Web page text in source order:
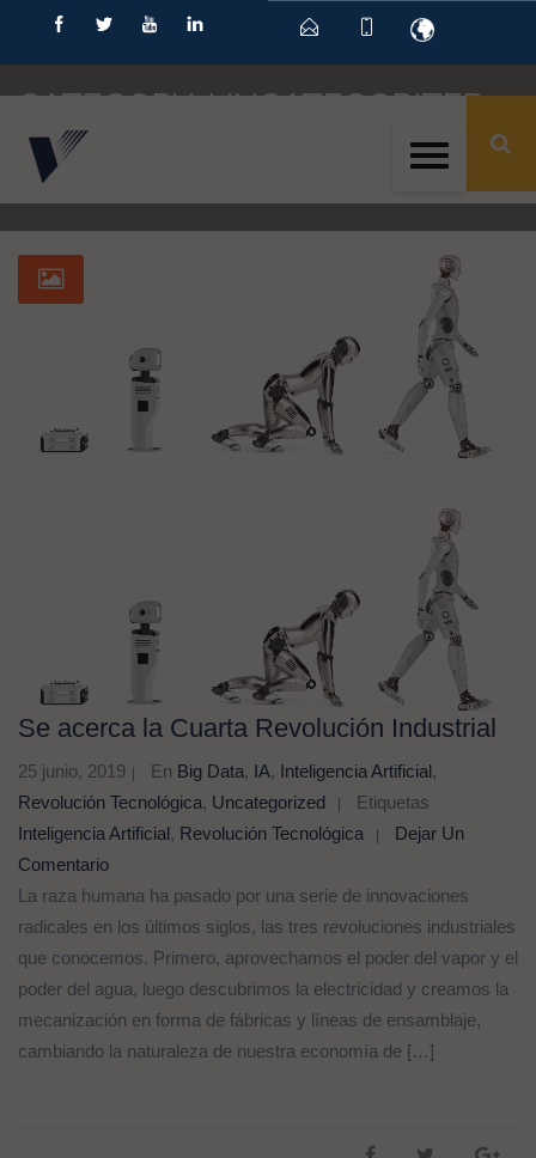
ID
CATEGORY: UNCATEGORIZED
Se acerca la Cuarta Revolución Industrial
25 junio, 2019 En Big Data, IA, Inteligencia Artificial,
Revolución Tecnológica, Uncategorized
Etiquetas
Inteligencia Artificial, Revolución Tecnológica
Dejar Un
Comentario
La raza humana ha pasado por una serie de innovaciones
radicales en los últimos siglos, las tres revoluciones industriales
que conocemos. Primero, aprovechamos el poder del vapor y el
poder del agua, luego descubrimos la electricidad y creamos la
mecanización en forma de fábricas y líneas de ensamblaje,
cambiando la naturaleza de nuestra economía de […]